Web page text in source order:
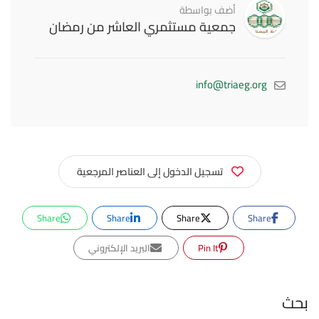
أضف بواسطة
جمعية مستثمري العاشر من رمضان
info@triaeg.org
تسجيل الدخول إلى العناصر المرجعية
Share
Share
Share
Share
Pin It
البريد الإلكتروني
بحث